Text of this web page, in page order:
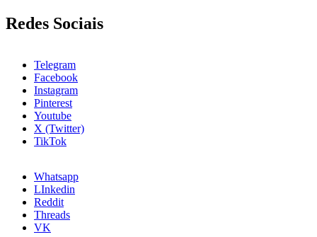
Redes Sociais
Telegram
Facebook
Instagram
Pinterest
Youtube
X (Twitter)
TikTok
Whatsapp
LInkedin
Reddit
Threads
VK